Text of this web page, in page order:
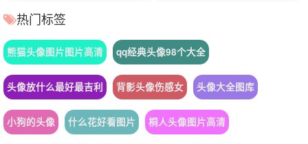
热门标签
熊猫头像图片图片高清 qq经典头像98个大全
头像放什么最好最吉利 背影头像伤感女 头像大全图库
小狗的头像 什么花好看图片 桐人头像图片高清